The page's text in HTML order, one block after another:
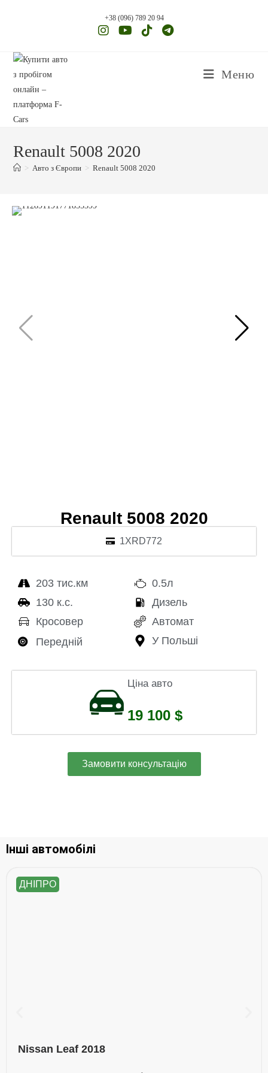
+38 (096) 789 20 94
Меню
Renault 5008 2020
> Авто з Європи > Renault 5008 2020
Renault 5008 2020
1XRD772
203 тис.км
0.5л
130 к.с.
Дизель
Кросовер
Автомат
Передній
У Польші
Ціна авто
19 100 $
Замовити консультацію
Інші автомобілі
Nissan Leaf 2018
ДНІПРО